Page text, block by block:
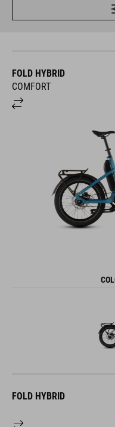
FOLD HYBRID
COMFORT
FOLD HYBRID